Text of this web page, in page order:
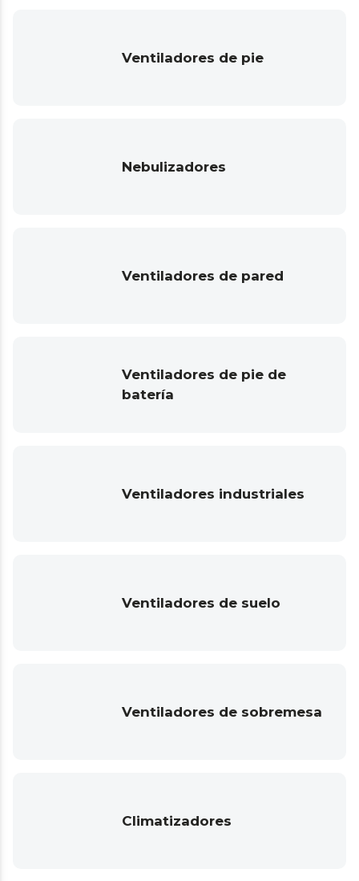
Ventiladores de pie
Nebulizadores
Ventiladores de pared
Ventiladores de pie de
batería
Ventiladores industriales
Ventiladores de suelo
Ventiladores de sobremesa
Climatizadores